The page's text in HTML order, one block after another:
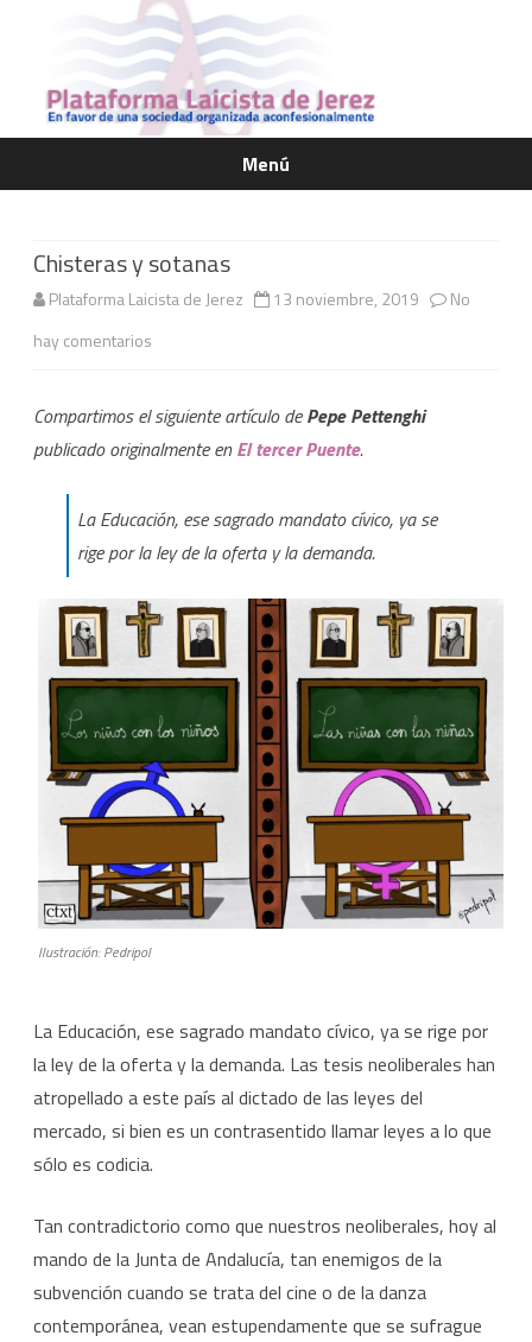
Menú
Saltar
Chisteras y sotanas
Plataforma Laicista de Jerez 13 noviembre, 2019
No
hay comentarios
y
sotanas
Compartimos el siguiente artículo dePepe Pettenghi
publicado originalmente enEl tercer Puente.
La Educación, ese sagrado mandato cívico, ya se
rige por la ley de la oferta y la demanda.
Ilustración: Pedripol
La Educación, ese sagrado mandato cívico, ya se rige por
la ley de la oferta y la demanda. Las tesis neoliberales han
atropellado a este país al dictado de las leyes del
mercado, si bien es un contrasentido llamar leyes a lo que
sólo es codicia.
Tan contradictorio como que nuestros neoliberales, hoy al
mando de la Junta de Andalucía, tan enemigos de la
subvención cuando se trata del cine o de la danza
contemporánea, vean estupendamente que se sufrague